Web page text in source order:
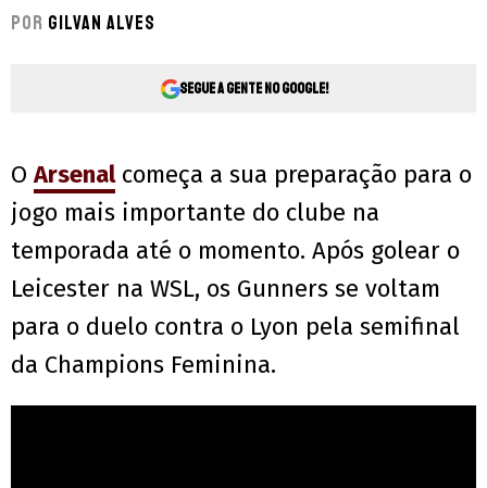
Por Gilvan Alves
Segue a gente no Google!
OArsenalcomeça a sua preparação para o
jogo mais importante do clube na
temporada até o momento. Após golear o
Leicester na WSL, os Gunners se voltam
para o duelo contra o Lyon pela semifinal
da Champions Feminina.